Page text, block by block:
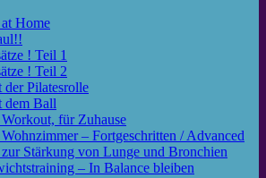
Home
! Teil 1
! Teil 2
der Pilatesrolle
dem Ball
für Zuhause
– Fortgeschritten / Advanced
zur Stärkung von Lunge und Bronchien
– In Balance bleiben